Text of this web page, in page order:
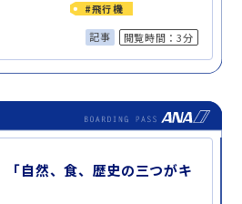
#飛行機
記事 閲覧時間：3分
「自然、食、歴史の三つがキ